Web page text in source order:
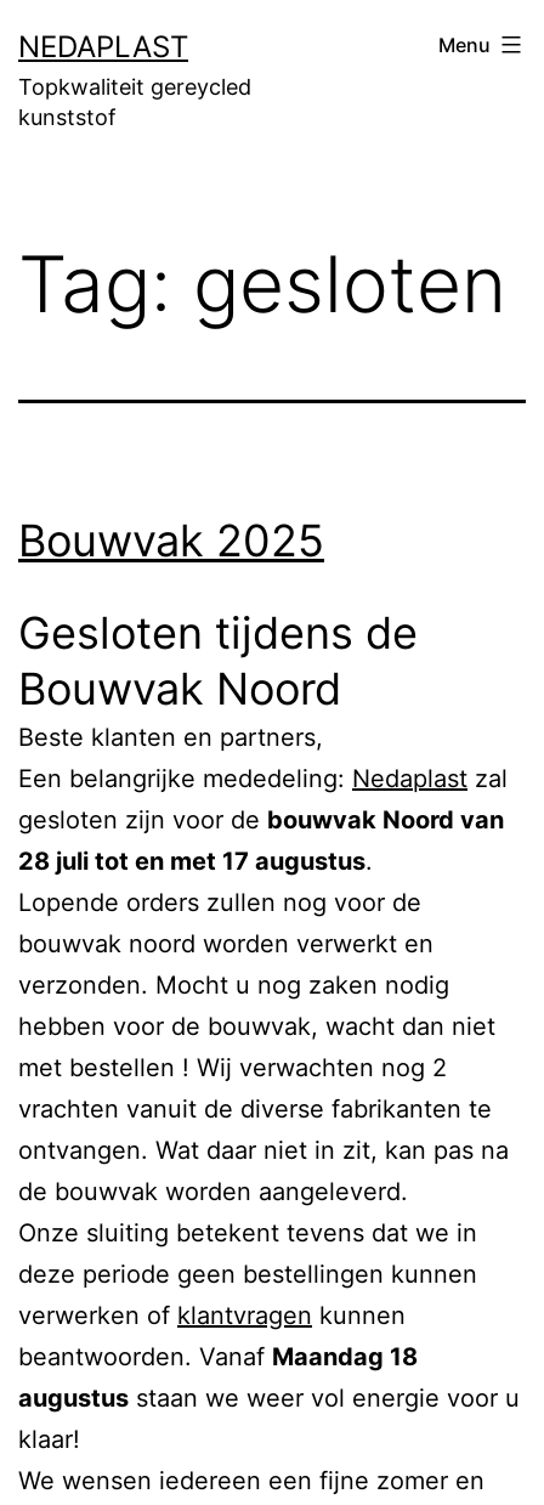
naar
de
NEDAPLAST
Topkwaliteit gereycled
kunststof
Menu
Tag: gesloten
Bouwvak 2025
Gesloten tijdens de
Bouwvak Noord
Beste klanten en partners,
Een belangrijke mededeling: Nedaplast zal
gesloten zijn voor de bouwvak Noord van
28 juli tot en met 17 augustus.
Lopende orders zullen nog voor de
bouwvak noord worden verwerkt en
verzonden. Mocht u nog zaken nodig
hebben voor de bouwvak, wacht dan niet
met bestellen ! Wij verwachten nog 2
vrachten vanuit de diverse fabrikanten te
ontvangen. Wat daar niet in zit, kan pas na
de bouwvak worden aangeleverd.
Onze sluiting betekent tevens dat we in
deze periode geen bestellingen kunnen
verwerken of klantvragen kunnen
beantwoorden. Vanaf Maandag 18
augustus staan we weer vol energie voor u
klaar!
We wensen iedereen een fijne zomer en